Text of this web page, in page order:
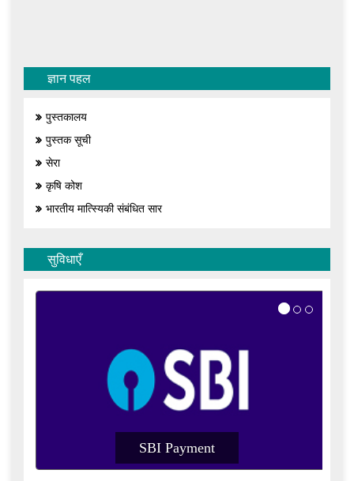
ज्ञान पहल
पुस्तकालय
पुस्तक सूची
सेरा
कृषि कोश
भारतीय मात्स्यिकी संबंधित सार
सुविधाएँ